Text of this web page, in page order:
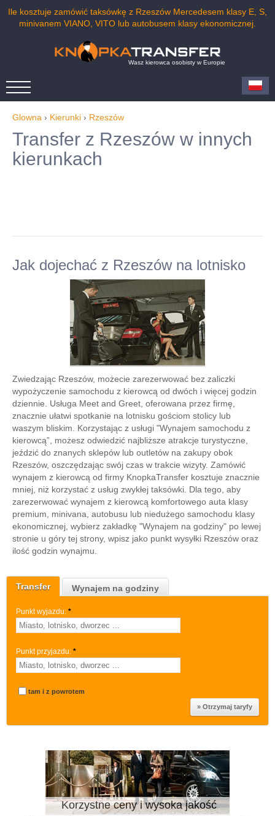
Ile kosztuje zamówić taksówkę z Rzeszów Mercedesem klasy E, S,
minivanem VIANO, VITO lub autobusem klasy ekonomicznej.
Wasz kierowca osobisty w Europie
Glowna › Kierunki › Rzeszów
Transfer Wynajem na godziny
Punkt wyjazdu: *
Punkt przyjazdu: *
tam i z powrotem
Korzystne ceny i wysoka jakość
Transfer z Rzeszów w innych
kierunkach
Jak dojechać z Rzeszów na lotnisko
Zwiedzając Rzeszów, możecie zarezerwować bez zaliczki
wypożyczenie samochodu z kierowcą od dwóch i więcej godzin
dziennie. Usługa Meet and Greet, oferowana przez firmę,
znacznie ułatwi spotkanie na lotnisku gościom stolicy lub
waszym bliskim. Korzystając z usługi "Wynajem samochodu z
kierowcą”, możesz odwiedzić najbliższe atrakcje turystyczne,
jeździć do znanych sklepów lub outletów na zakupy obok
Rzeszów, oszczędzając swój czas w trakcie wizyty. Zamówić
wynajem z kierowcą od firmy KnopkaTransfer kosztuje znacznie
mniej, niż korzystać z usług zwykłej taksówki. Dla tego, aby
zarezerwować wynajem z kierowcą komfortowego auta klasy
premium, minivana, autobusu lub niedużego samochodu klasy
ekonomicznej, wybierz zakładkę "Wynajem na godziny" po lewej
stronie u góry tej strony, wpisz jako punkt wysyłki Rzeszów oraz
ilość godzin wynajmu.